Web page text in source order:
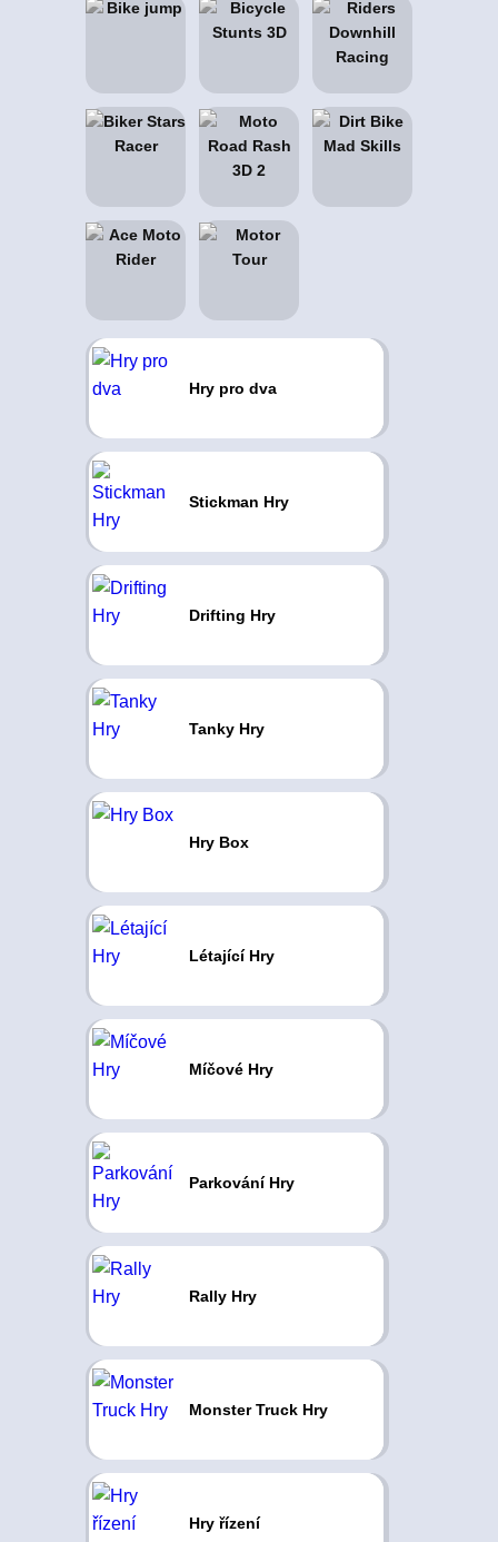
Hry pro dva
Stickman Hry
Drifting Hry
Tanky Hry
Hry Box
Létající Hry
Míčové Hry
Parkování Hry
Rally Hry
Monster Truck Hry
Hry řízení